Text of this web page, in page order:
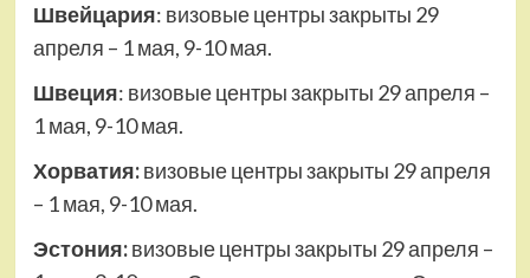
Швейцария: визовые центры закрыты 29
апреля – 1 мая, 9-10 мая.
Швеция: визовые центры закрыты 29 апреля –
1 мая, 9-10 мая.
Хорватия:визовые центры закрыты 29 апреля
– 1 мая, 9-10 мая.
Эстония:визовые центры закрыты 29 апреля –